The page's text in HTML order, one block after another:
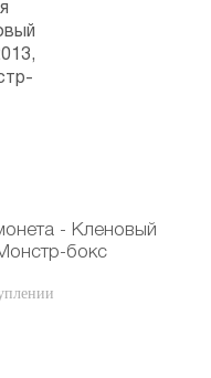
- Кленовый
бокс